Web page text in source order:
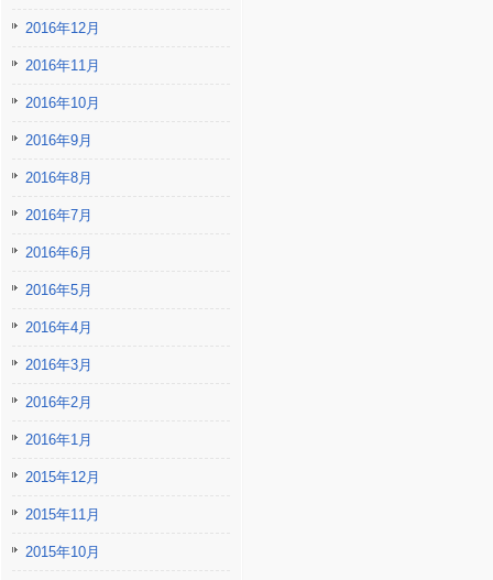
2016年12月
2016年11月
2016年10月
2016年9月
2016年8月
2016年7月
2016年6月
2016年5月
2016年4月
2016年3月
2016年2月
2016年1月
2015年12月
2015年11月
2015年10月